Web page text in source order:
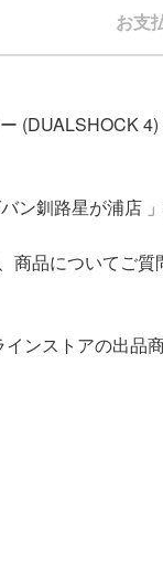
お支
(DUALSHOCK
ン釧路星が浦店
商品についてご質
ンストアの出品